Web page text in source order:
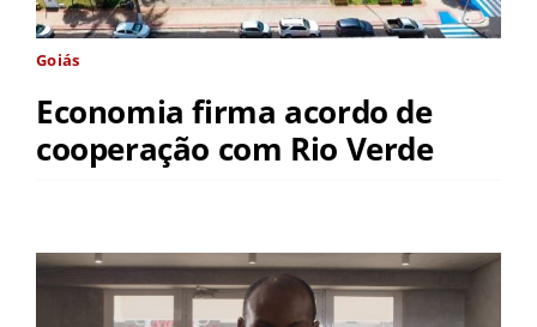
Goiás
Economia firma acordo de
cooperação com Rio Verde